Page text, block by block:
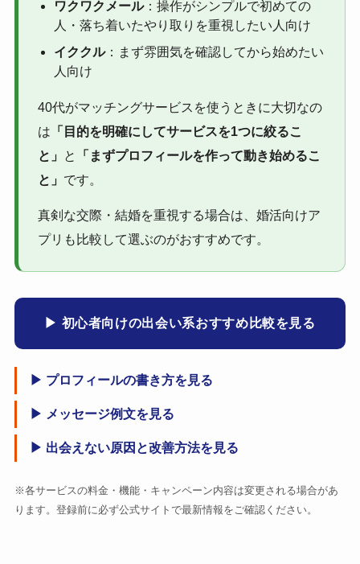
ワクワクメール：操作がシンプルで初めての
人・落ち着いたやり取りを重視したい人向け
イククル：まず雰囲気を確認してから始めたい
人向け
40代がマッチングサービスを使うときに大切なの
は 「目的を明確にしてサービスを1つに絞るこ
と」 と
「まずプロフィールを作って動き始めるこ
と」 です。
真剣な交際・結婚を重視する場合は、婚活向けア
プリも比較して選ぶのがおすすめです。
▶ 初心者向けの出会い系おすすめ比較を見る
▶ プロフィールの書き方を見る
▶ メッセージ例文を見る
▶ 出会えない原因と改善方法を見る
※各サービスの料金・機能・キャンペーン内容は変更される場合があ
ります。登録前に必ず公式サイトで最新情報をご確認ください。